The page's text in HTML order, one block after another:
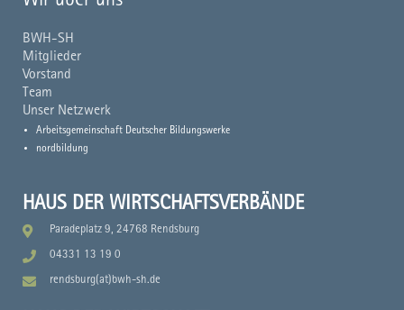
HAUS DER WIRTSCHAFTSVERBÄNDE
Paradeplatz 9, 24768 Rendsburg
04331 13 19 0
rendsburg(at)bwh-sh.de
BWH-SH
Mitglieder
Vorstand
Team
Unser Netzwerk
Arbeitsgemeinschaft Deutscher Bildungswerke
nordbildung